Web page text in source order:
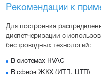
Рекомендации к
Для построения
диспетчеризации с
беспроводных технологий:
В системах HVAC
В сфере ЖКХ (ИТП, ЦТП)